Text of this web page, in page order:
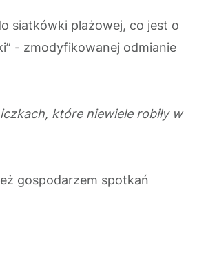
siatkówki plażowej, co jest o
- zmodyfikowanej odmianie
które niewiele robiły w
gospodarzem spotkań